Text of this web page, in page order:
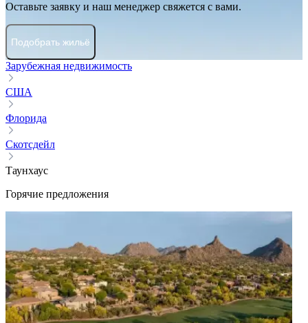
Оставьте заявку и наш менеджер свяжется с вами.
Подобрать жильё
Зарубежная недвижимость
США
Флорида
Скотсдейл
Таунхаус
Горячие предложения